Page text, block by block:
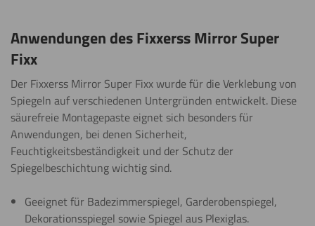
Anwendungen des Fixxerss Mirror Super
Fixx
Der Fixxerss Mirror Super Fixx wurde für die Verklebung von
Spiegeln auf verschiedenen Untergründen entwickelt. Diese
säurefreie Montagepaste eignet sich besonders für
Anwendungen, bei denen Sicherheit,
Feuchtigkeitsbeständigkeit und der Schutz der
Spiegelbeschichtung wichtig sind.
Geeignet für Badezimmerspiegel, Garderobenspiegel,
Dekorationsspiegel sowie Spiegel aus Plexiglas.